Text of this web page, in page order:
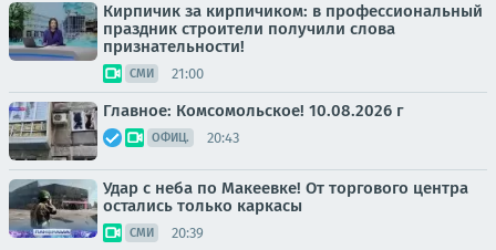
Кирпичик за кирпичиком: в профессиональный
праздник строители получили слова
признательности!
СМИ 21:00
Главное: Комсомольское! 10.08.2026 г
ОФИЦ. 20:43
Удар с неба по Макеевке! От торгового центра
остались только каркасы
СМИ 20:39